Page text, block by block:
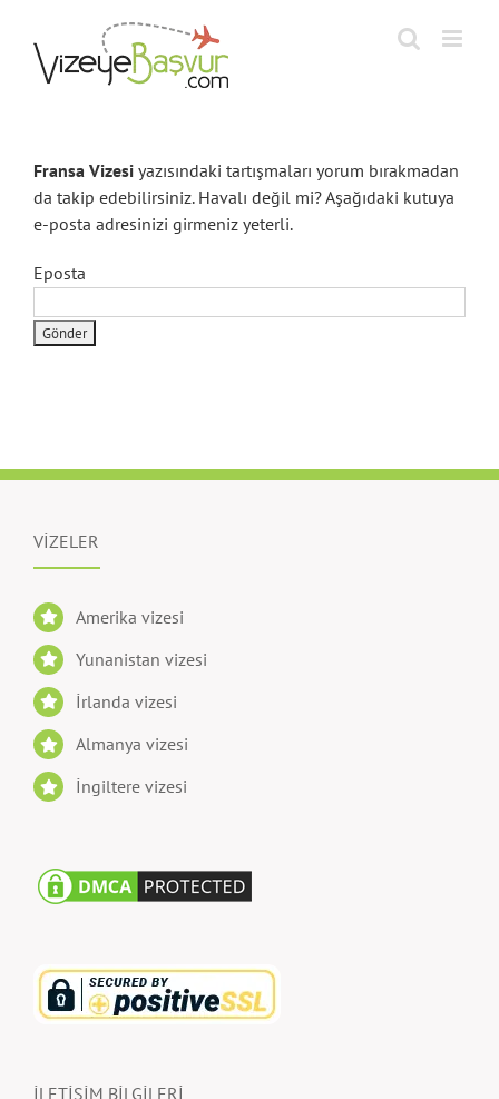
content
Fransa Vizesi yazısındaki tartışmaları yorum bırakmadan
da takip edebilirsiniz. Havalı değil mi? Aşağıdaki kutuya
e-posta adresinizi girmeniz yeterli.
Eposta
VİZELER
Amerika vizesi
Yunanistan vizesi
İrlanda vizesi
Almanya vizesi
İngiltere vizesi
İLETİŞİM BİLGİLERİ